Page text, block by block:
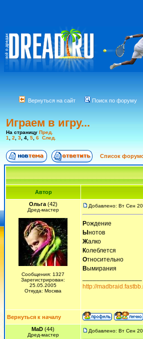
Вернуться на сайт Поиск по форуму
Играем в игру...
На страницу Пред.
1
2 3 4 5 6 След.
Список
Автор
Ольга(42)
Дред-мастер
Сообщения: 1327
Зарегистрирован:
25.05.2005
Откуда: Москва
Добавлено: Вт Сен
Рождение
Ы нотов
Жалко
Колеблется
Относительно
Вымирания
http://
Вернуться к началу
MaD (44)
Дред-мастер
Добавлено: Вт Сен